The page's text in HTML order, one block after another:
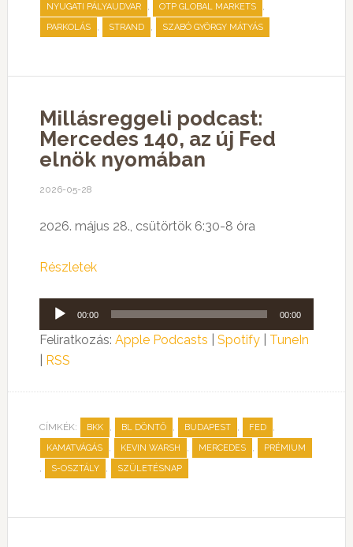
NYUGATI PÁLYAUDVAR , OTP GLOBAL MARKETS ,
PARKOLÁS , STRAND , SZABÓ GYÖRGY MÁTYÁS
Millásreggeli podcast:
Mercedes 140, az új Fed
elnök nyomában
2026-05-28
2026. május 28., csütörtök 6:30-8 óra
Részletek
Audió
lejátszó
00:00 00:00
Feliratkozás: Apple Podcasts Spotify| TuneIn
RSS
CÍMKÉK: BKK , BL DÖNTŐ , BUDAPEST , FED ,
KAMATVÁGÁS , KEVIN WARSH , MERCEDES , PRÉMIUM
, S-OSZTÁLY , SZÜLETÉSNAP